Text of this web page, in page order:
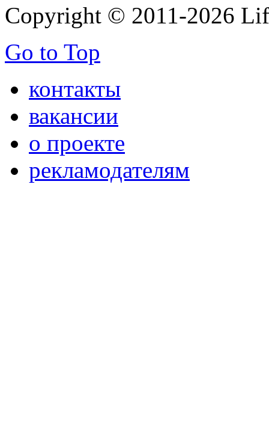
Copyright © 2011-2026
Go to Top
контакты
вакансии
о проекте
рекламодателям